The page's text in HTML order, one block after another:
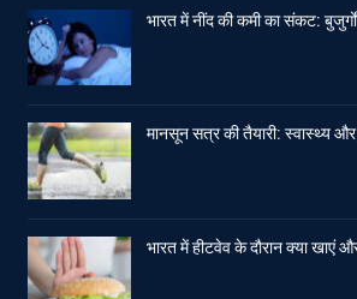
भारत में नींद की कमी का संकट:
मानसून सत्र की तैयारी: स्वास्थ्य
भारत में हीटवेव के दौरान क्या खाएं